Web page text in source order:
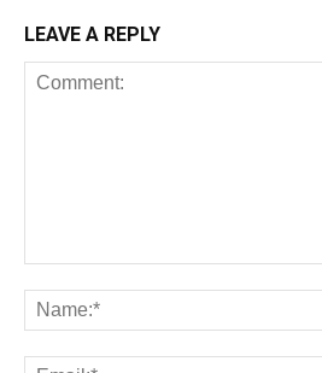
LEAVE A REPLY